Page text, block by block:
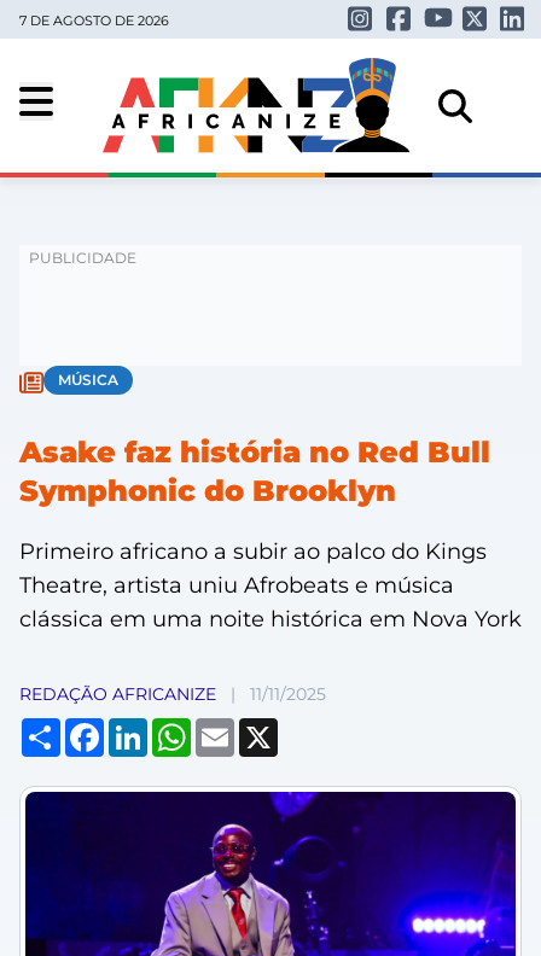
7 DE AGOSTO DE 2026
MÚSICA
Asake faz história no Red Bull
Symphonic do Brooklyn
Primeiro africano a subir ao palco do Kings
Theatre, artista uniu Afrobeats e música
clássica em uma noite histórica em Nova York
REDAÇÃO AFRICANIZE | 11/11/2025
Compartilhar
Facebook
LinkedInWhatsApp
Email